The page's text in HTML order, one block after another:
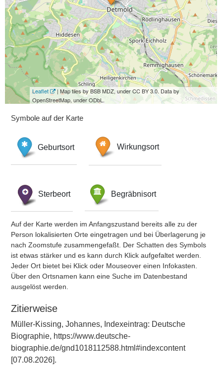
Leaflet
| Map tiles by BSB MDZ, under CC BY 3.0. Data by
OpenStreetMap, under ODbL.
Symbole auf der Karte
Geburtsort Wirkungsort
Sterbeort Begräbnisort
Auf der Karte werden im Anfangszustand bereits alle zu der
Person lokalisierten Orte eingetragen und bei Überlagerung je
nach Zoomstufe zusammengefaßt. Der Schatten des Symbols
ist etwas stärker und es kann durch Klick aufgefaltet werden.
Jeder Ort bietet bei Klick oder Mouseover einen Infokasten.
Über den Ortsnamen kann eine Suche im Datenbestand
ausgelöst werden.
Zitierweise
Müller-Kissing, Johannes, Indexeintrag: Deutsche
Biographie, https://www.deutsche-
biographie.de/gnd1018112588.html#indexcontent
[07.08.2026].